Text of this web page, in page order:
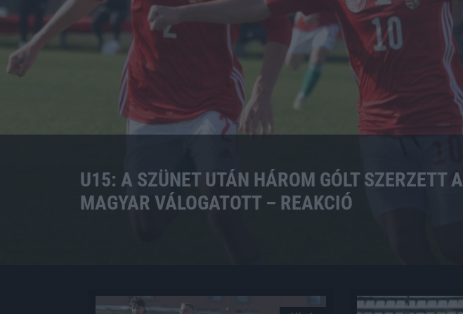
U15: A SZÜNET UTÁN HÁROM GÓLT SZERZETT A
MAGYAR VÁLOGATOTT – REAKCIÓ